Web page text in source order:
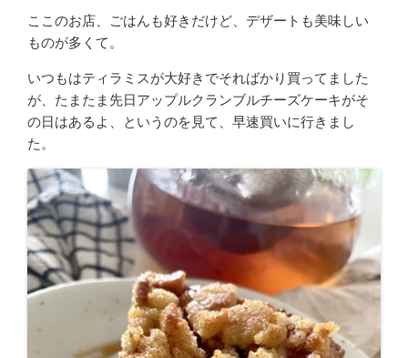
ここのお店、ごはんも好きだけど、デザートも美味しい
ものが多くて。
いつもはティラミスが大好きでそればかり買ってました
が、たまたま先日アップルクランブルチーズケーキがそ
の日はあるよ、というのを見て、早速買いに行きまし
た。